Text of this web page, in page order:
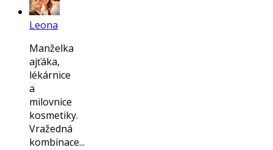
Leona
Manželka
ajťáka,
lékárnice
a
milovnice
kosmetiky.
Vražedná
kombinace...